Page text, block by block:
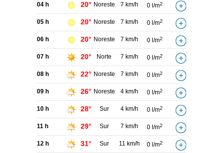
04 h 20° Noreste 7 km/h 0 l/m2
05 h 20° Noreste 7 km/h 0 l/m2
06 h 20° Noreste 7 km/h 0 l/m2
07 h 20° Norte 7 km/h 0 l/m2
08 h 22° Noreste 7 km/h 0 l/m2
09 h 26° Noreste 4 km/h 0 l/m2
10 h 28° Sur 4 km/h 0 l/m2
11 h 29° Sur 7 km/h 0 l/m2
12 h 31° Sur 11 km/h 0 l/m2